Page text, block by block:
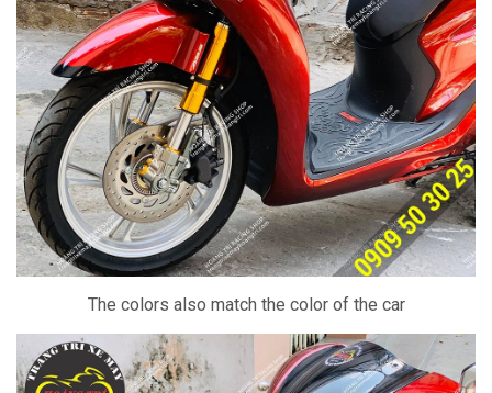
The colors also match the color of the car